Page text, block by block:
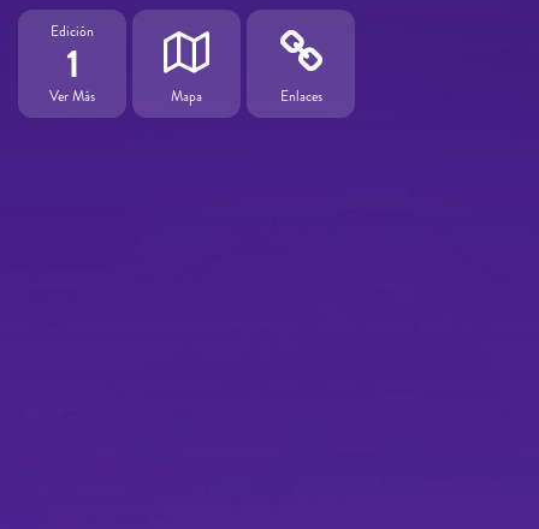
Edición
1
Ver Más Mapa Enlaces